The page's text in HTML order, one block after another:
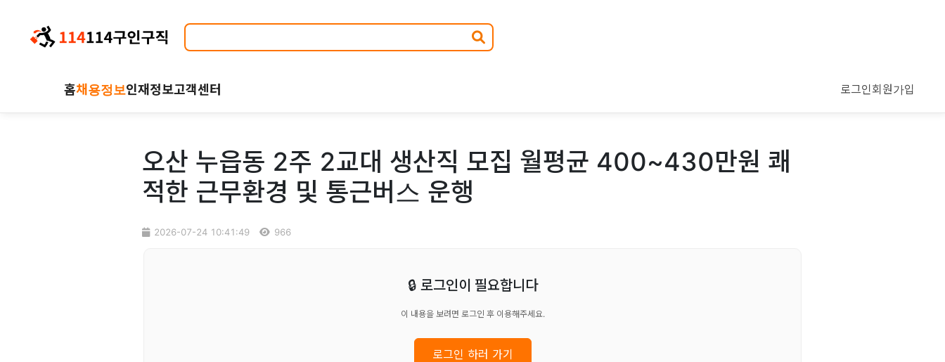
홈채용정보인재정보고객센터 로그인회원가입
오산 누읍동 2주 2교대 생산직 모집 월평균 400~430만원 쾌
적한 근무환경 및 통근버스 운행
2026-07-24 10:41:49 966
🔒 로그인이 필요합니다
이 내용을 보려면 로그인 후 이용해주세요.
로그인 하러 가기